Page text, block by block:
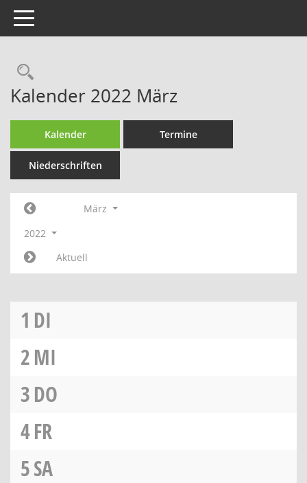
Toggle navigation
Rechercheauswahl
Kalender 2022 März
Kalender Termine
Niederschriften
März
2022
Aktuell
1 DI
2MI
3DO
4FR
5SA